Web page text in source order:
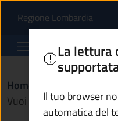
Vuoi
Regione Lombardia(apre
Comune di
Home
Vuoi organizzare un
La lettura
Il tuo browser
automatica del